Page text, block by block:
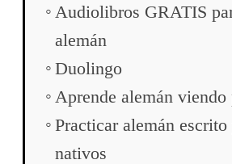
Audiolibros GRATIS
alemán
Duolingo
Aprende alemán
Practicar alemán
nativos